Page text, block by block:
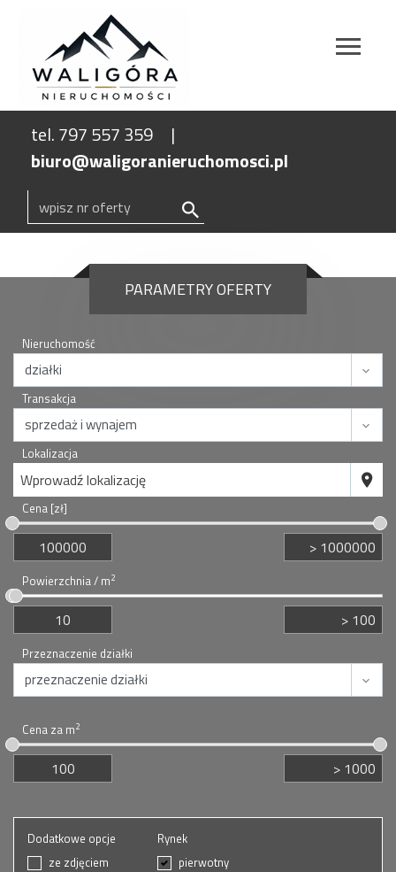
tel. 797 557 359
biuro@waligoranieruchomosci.pl
PARAMETRY OFERTY
Nieruchomość
Transakcja
Lokalizacja
Wprowadź lokalizację
Cena [zł]
Powierzchnia / m2
Przeznaczenie działki
Cena za m2
Dodatkowe opcje
ze zdjęciem
Rynek
pierwotny